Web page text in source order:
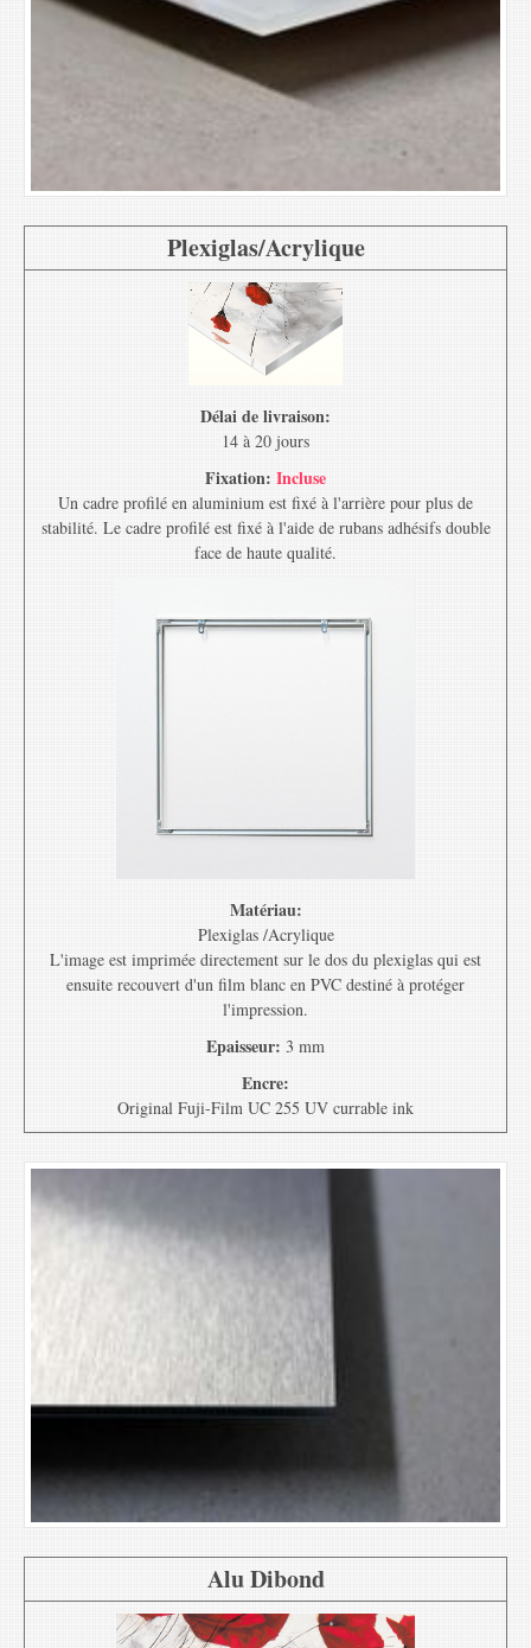
Plexiglas/Acrylique
Délai de livraison:
14 à 20 jours
Fixation: Incluse
Un cadre profilé en aluminium est fixé à l'arrière pour plus de
stabilité. Le cadre profilé est fixé à l'aide de rubans adhésifs double
face de haute qualité.
Matériau:
Plexiglas /Acrylique
L'image est imprimée directement sur le dos du plexiglas qui est
ensuite recouvert d'un film blanc en PVC destiné à protéger
l'impression.
Epaisseur: 3 mm
Encre:
Original Fuji-Film UC 255 UV currable ink
Alu Dibond